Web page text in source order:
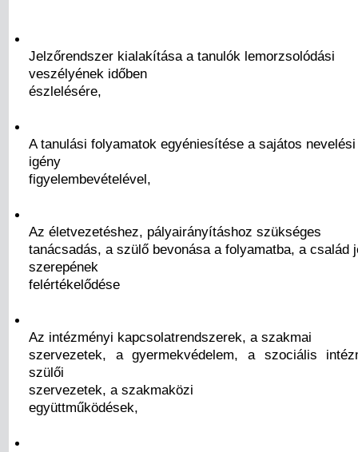
Jelzőrendszer kialakítása a tanulók lemorzsolódási
veszélyének időben
észlelésére,
A tanulási folyamatok egyéniesítése a sajátos nevelési
igény
figyelembevételével,
Az életvezetéshez, pályairányításhoz szükséges
tanácsadás, a szülő bevonása a folyamatba, a család
szerepének
felértékelődése
Az intézményi kapcsolatrendszerek, a szakmai
szervezetek, a gyermekvédelem, a szociális
szülői
szervezetek, a szakmaközi
együttműködések,